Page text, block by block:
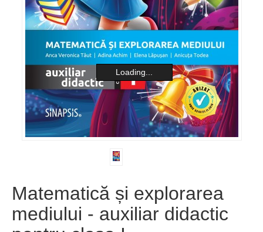
Loading...
Matematică și explorarea
mediului - auxiliar didactic